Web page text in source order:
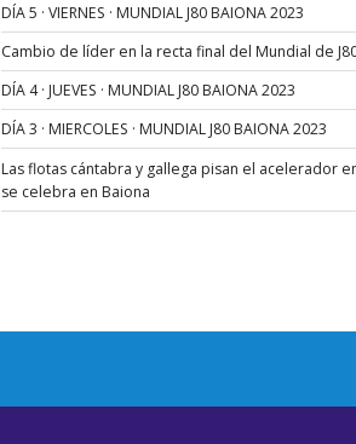
DÍA 5 · VIERNES · MUNDIAL J80 BAIONA 2023
Cambio de líder en la recta final del Mundial de
DÍA 4 · JUEVES · MUNDIAL J80 BAIONA 2023
DÍA 3 · MIERCOLES · MUNDIAL J80 BAIONA 2023
Las flotas cántabra y gallega pisan el acelerador
se celebra en Baiona